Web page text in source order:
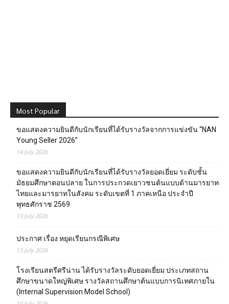
Most Popular
ขอแสดงความยินดีกับนักเรียนที่ได้รับรางวัลจากการแข่งขัน “NAN
Young Seller 2026”
14 July 2026
ขอแสดงความยินดีกับนักเรียนที่ได้รับรางวัลยอดเยี่ยม ระดับชั้น
มัธยมศึกษาตอนปลาย ในการประกวดเยาวชนต้นแบบด้านมารยาท
ไทยและมารยาทในสังคม ระดับเขตที่ 1 ภาคเหนือ ประจำปี
พุทธศักราช 2569
13 July 2026
ประกาศ เรื่อง หยุดเรียนกรณีพิเศษ
13 July 2026
โรงเรียนสตรีศรีน่าน ได้รับรางวัลระดับยอดเยี่ยม ประเภทสถาน
ศึกษาขนาดใหญ่พิเศษ รางวัลสถานศึกษาต้นแบบการนิเทศภายใน
(Internal Supervision Model School)